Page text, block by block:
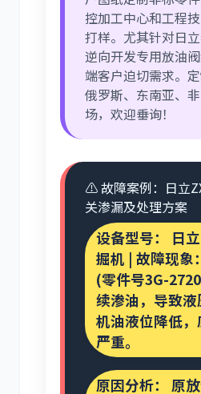
控加工中心和工程
打样。尤其针对日
逆向开发专用放油
端客户迫切需求。
俄罗斯、东南亚、
场，欢迎垂询！
⚠️ 故障案例：日立
关渗漏及处理方案
设备型号：
日
掘机 | 故障现象
(零件号3G-
续渗油，导致
机油液位降低
严重。
原因分析：
原